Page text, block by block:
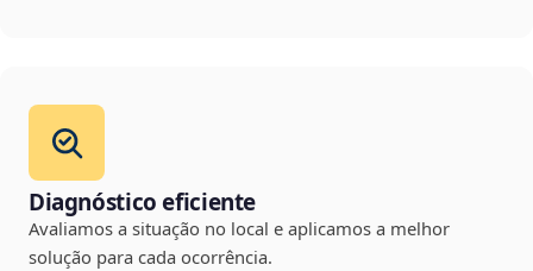
Diagnóstico eficiente
Avaliamos a situação no local e aplicamos a melhor
solução para cada ocorrência.